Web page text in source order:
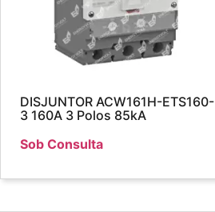
DISJUNTOR ACW161H-ETS160-
3 160A 3 Polos 85kA
Sob Consulta